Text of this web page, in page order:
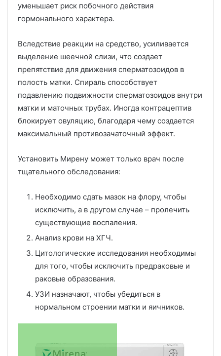
уменьшает риск побочного действия
гормонального характера.
Вследствие реакции на средство, усиливается
выделение шеечной слизи, что создает
препятствие для движения сперматозоидов в
полость матки. Спираль способствует
подавлению подвижности сперматозоидов внутри
матки и маточных трубах. Иногда контрацептив
блокирует овуляцию, благодаря чему создается
максимальный противозачаточный эффект.
Установить Мирену может только врач после
тщательного обследования:
Необходимо сдать мазок на флору, чтобы
исключить, а в другом случае – пролечить
существующие воспаления.
Анализ крови на ХГЧ.
Цитологические исследования необходимы
для того, чтобы исключить предраковые и
раковые образования.
УЗИ назначают, чтобы убедиться в
нормальном строении матки и яичников.